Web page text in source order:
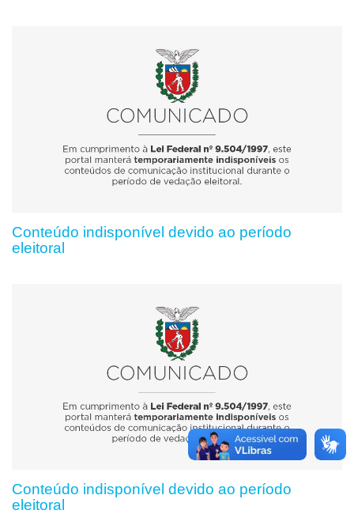
Conteúdo indisponível devido ao período
eleitoral
Conteúdo indisponível devido ao período
eleitoral